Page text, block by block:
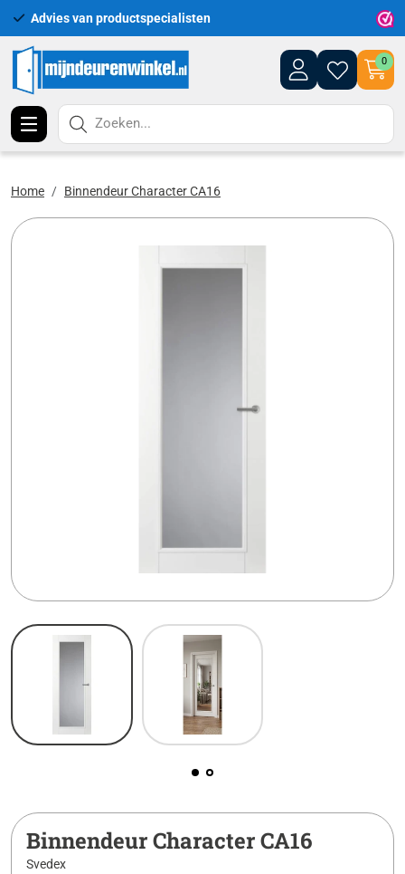
Advies van productspecialisten
0
Zoeken...
Home Binnendeur Character CA16
Binnendeur Character CA16
Svedex